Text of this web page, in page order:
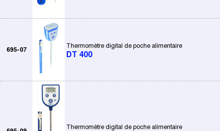
695-07
Thermomètre digital de poche alimentaire
DT 400
Thermomètre digital de poche alimentaire